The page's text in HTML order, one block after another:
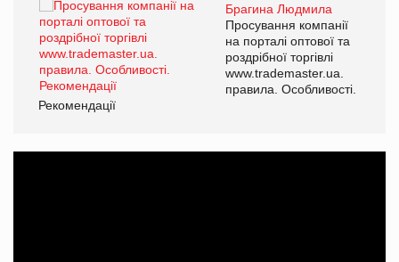
Брагина Людмила
Просування компанії
на порталі оптової та
роздрібної торгівлі
www.trademaster.ua.
правила. Особливості.
Рекомендації